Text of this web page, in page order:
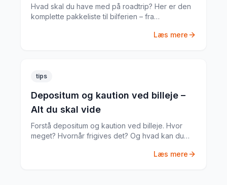
Hvad skal du have med på roadtrip? Her er den
komplette pakkeliste til bilferien – fra
Læs mere
tips
Depositum og kaution ved billeje –
Alt du skal vide
Forstå depositum og kaution ved billeje. Hvor
meget? Hvornår frigives det? Og hvad kan du
Læs mere